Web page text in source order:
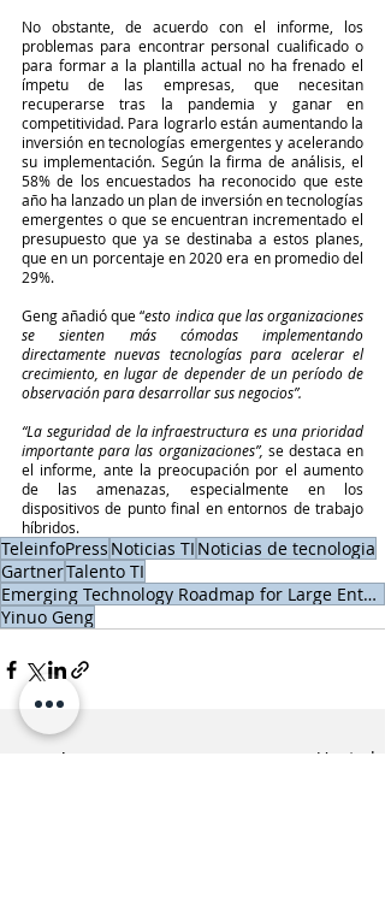
No obstante, de acuerdo con el informe, los
problemas para encontrar personal cualificado o
para formar a la plantilla actual no ha frenado el
ímpetu de las empresas, que necesitan
recuperarse tras la pandemia y ganar en
competitividad. Para lograrlo están aumentando la
inversión en tecnologías emergentes y acelerando
su implementación. Según la firma de análisis, el
58% de los encuestados ha reconocido que este
año ha lanzado un plan de inversión en tecnologías
emergentes o que se encuentran incrementado el
presupuesto que ya se destinaba a estos planes,
que en un porcentaje en 2020 era en promedio del
29%.
Geng añadió que “esto indica que las organizaciones
se sienten más cómodas implementando
directamente nuevas tecnologías para acelerar el
crecimiento, en lugar de depender de un período de
observación para desarrollar sus negocios”.
“La seguridad de la infraestructura es una prioridad
importante para las organizaciones”, se destaca en
el informe, ante la preocupación por el aumento
de las amenazas, especialmente en los
dispositivos de punto final en entornos de trabajo
híbridos.
TeleinfoPress Noticias TI Noticias de tecnologia
GartnerTalento TI
Emerging Technology Roadmap for Large Enterprises
Yinuo Geng
Entradas recientes Ver todo